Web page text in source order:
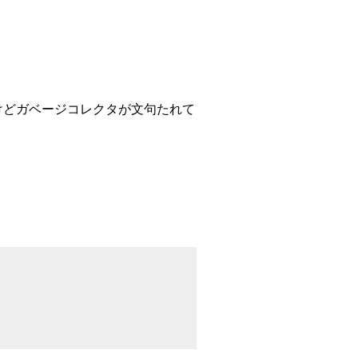
どガベージコレクタが文句たれて